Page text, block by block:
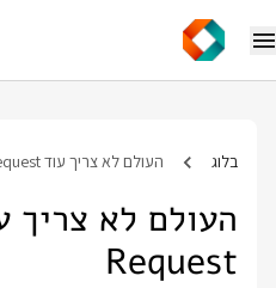
בלוג העולם לא צריך עוד Pull Request
Request